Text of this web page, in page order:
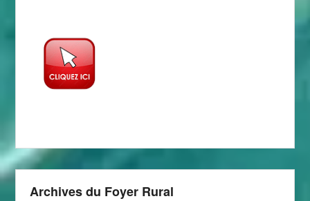
Archives du Foyer Rural